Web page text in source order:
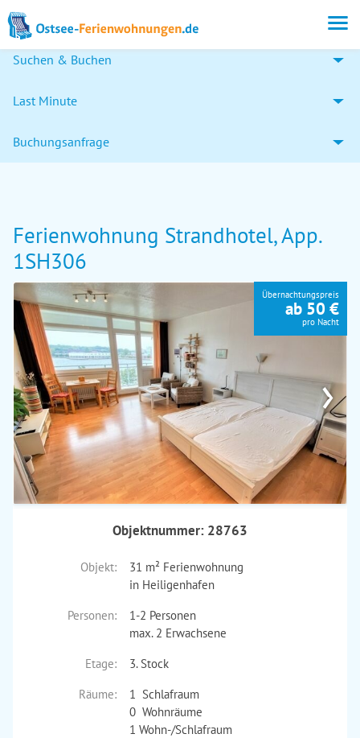
Suchen & Buchen
Last Minute
Buchungsanfrage
Ferienwohnung Strandhotel, App.
1SH306
›
Übernachtungspreis
ab 50 €
pro Nacht
Objektnummer: 28763
Objekt:
31 m² Ferienwohnung
in Heiligenhafen
Personen:
1-2 Personen
max. 2 Erwachsene
Etage:
3. Stock
Räume:
1 Schlafraum
0 Wohnräume
1 Wohn-/Schlafraum